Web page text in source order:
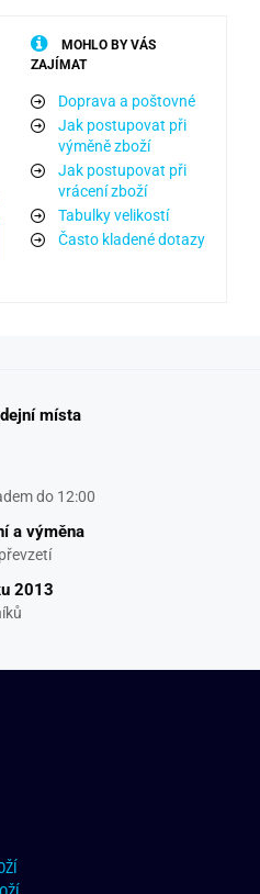
MOHLO BY VÁS
ZAJÍMAT
Doprava a poštovné
Jak postupovat při
výměně zboží
Jak postupovat při
vrácení zboží
Tabulky velikostí
Často kladené dotazy
místa
do 12:00
a výměna
2013